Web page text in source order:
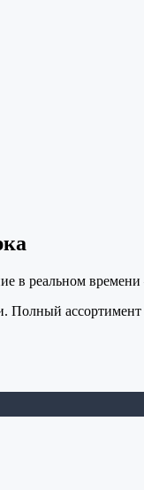
в реальном
Полный